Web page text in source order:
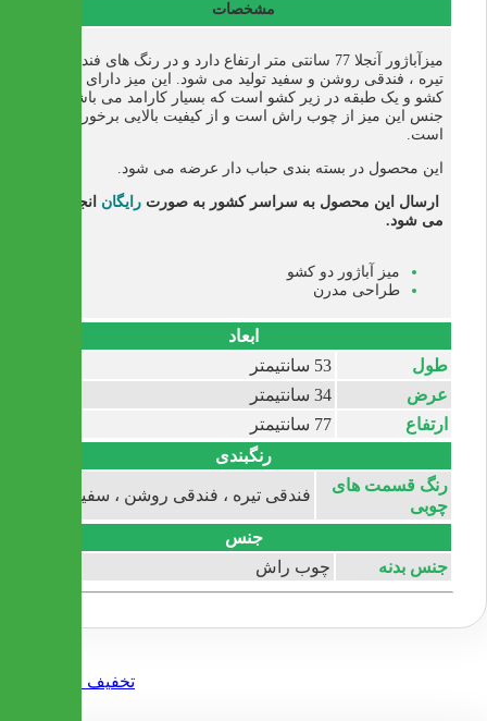
مشخصات
میزآباژور آنجلا 77 سانتی متر ارتفاع دارد و در رنگ های فندقی
تیره ، فندقی روشن و سفید تولید می شود. این میز دارای دو
کشو و یک طبقه در زیر کشو است که بسیار کارامد می باشد.
جنس این میز از چوب راش است و از کیفیت بالایی برخوردار
است.
این محصول در بسته بندی حباب دار عرضه می شود.
ارسال این محصول به سراسر کشور به صورت رایگان انجام
می شود.
میز آباژور دو کشو
طراحی مدرن
ابعاد
طول
53 سانتیمتر
عرض
34 سانتیمتر
ارتفاع
77 سانتیمتر
رنگبندی
رنگ قسمت های
چوبی
فندقی تیره ، فندقی روشن ، سفید
جنس
جنس بدنه
چوب راش